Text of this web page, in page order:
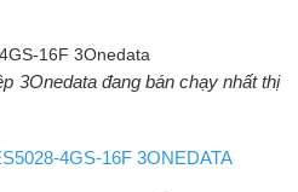
16F 3Onedata
3Onedata đang bán chạy nhất thị
4GS-16F 3ONEDATA